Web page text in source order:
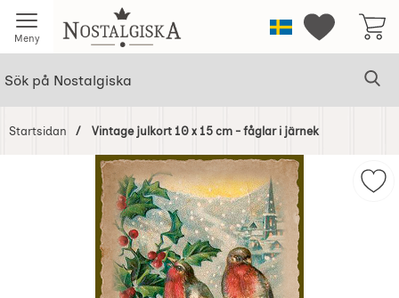
Meny Startsidan för NostalgiskaSverigeMina
Startsidan Vintage julkort 10 x 15 cm - fåglar i järnek